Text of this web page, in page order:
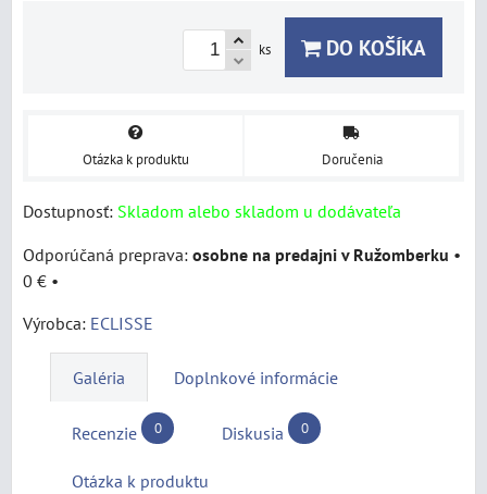
ks DO KOŠÍKA
Otázka k produktu Doručenia
Dostupnosť: Skladom alebo skladom u dodávateľa
osobne na predajni v Ružomberku •
0 € •
Výrobca: ECLISSE
Galéria Doplnkové informácie
Recenzie 0 Diskusia 0
Otázka k produktu